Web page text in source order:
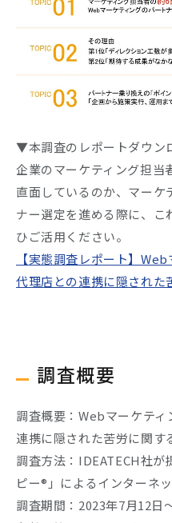
▼本調査のレポートダウン
企業のマーケティング担当
直面しているのか、マーケ
ナー選定を進める際に、
ひご活用ください。
【実態調査レポート】
代理店との連携に隠された
調査概要
調査概要：Webマーケテ
連携に隠された苦労に関す
調査方法：IDEATECH社が
ピー®︎」によるインターネ
調査期間：2023年7月12日